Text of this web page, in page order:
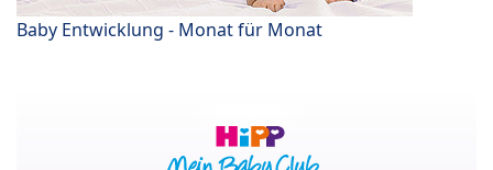
Baby Entwicklung - Monat für Monat